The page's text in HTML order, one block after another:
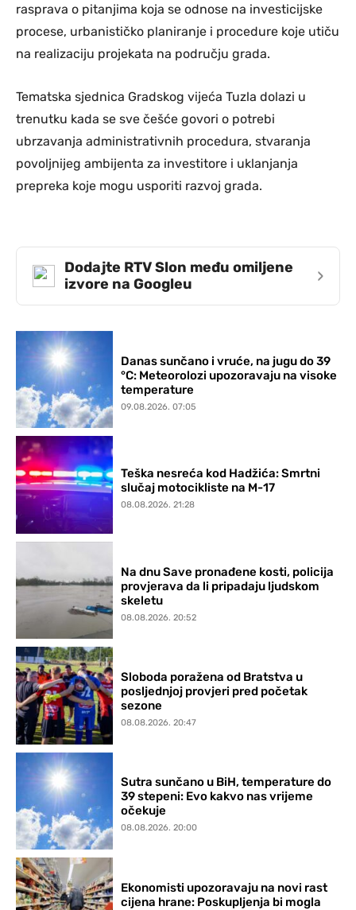
rasprava o pitanjima koja se odnose na investicijske
procese, urbanističko planiranje i procedure koje utiču
na realizaciju projekata na području grada.
Tematska sjednica Gradskog vijeća Tuzla dolazi u
trenutku kada se sve češće govori o potrebi
ubrzavanja administrativnih procedura, stvaranja
povoljnijeg ambijenta za investitore i uklanjanja
prepreka koje mogu usporiti razvoj grada.
Dodajte RTV Slon među omiljene
izvore na Googleu
›
Danas sunčano i vruće, na jugu do 39
°C: Meteorolozi upozoravaju na visoke
temperature
09.08.2026. 07:05
Teška nesreća kod Hadžića: Smrtni
slučaj motocikliste na M-17
08.08.2026. 21:28
Na dnu Save pronađene kosti, policija
provjerava da li pripadaju ljudskom
skeletu
08.08.2026. 20:52
Sloboda poražena od Bratstva u
posljednjoj provjeri pred početak
sezone
08.08.2026. 20:47
Sutra sunčano u BiH, temperature do
39 stepeni: Evo kakvo nas vrijeme
očekuje
08.08.2026. 20:00
Ekonomisti upozoravaju na novi rast
cijena hrane: Poskupljenja bi mogla